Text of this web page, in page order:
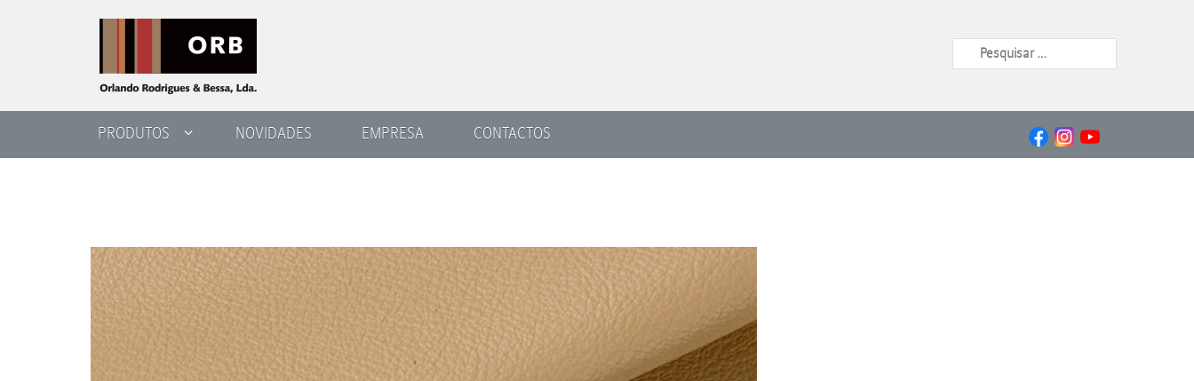
PRODUTOS NOVIDADES EMPRESA CONTACTOS